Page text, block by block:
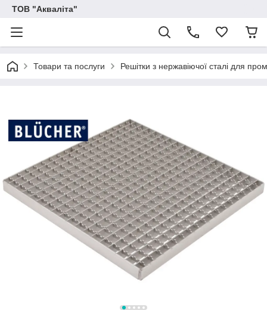
ТОВ "Акваліта"
Товари та послуги Решітки з нержавіючої сталі для